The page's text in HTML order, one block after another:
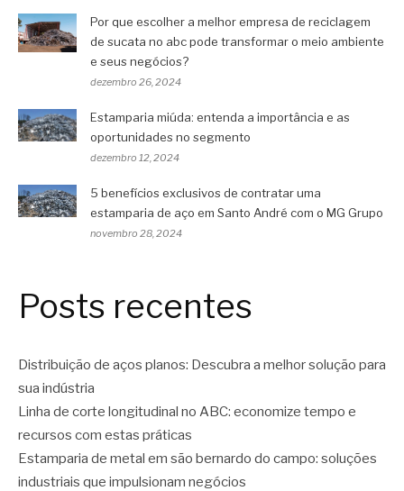
Por que escolher a melhor empresa de reciclagem
de sucata no abc pode transformar o meio ambiente
e seus negócios?
dezembro 26, 2024
Estamparia miúda: entenda a importância e as
oportunidades no segmento
dezembro 12, 2024
5 benefícios exclusivos de contratar uma
estamparia de aço em Santo André com o MG Grupo
novembro 28, 2024
Posts recentes
Distribuição de aços planos: Descubra a melhor solução para
sua indústria
Linha de corte longitudinal no ABC: economize tempo e
recursos com estas práticas
Estamparia de metal em são bernardo do campo: soluções
industriais que impulsionam negócios